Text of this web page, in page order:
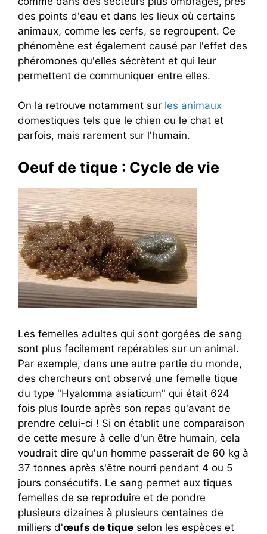
des points d'eau et dans les lieux où certains
animaux, comme les cerfs, se regroupent. Ce
phénomène est également causé par l'effet des
phéromones qu'elles sécrètent et qui leur
permettent de communiquer entre elles.
On la retrouve notamment sur les animaux
domestiques tels que le chien ou le chat et
parfois, mais rarement sur l'humain.
Oeuf de tique : Cycle de vie
Les femelles adultes qui sont gorgées de sang
sont plus facilement repérables sur un animal.
Par exemple, dans une autre partie du monde,
des chercheurs ont observé une femelle tique
du type "Hyalomma asiaticum" qui était 624
fois plus lourde après son repas qu'avant de
prendre celui-ci ! Si on établit une comparaison
de cette mesure à celle d'un être humain, cela
voudrait dire qu'un homme passerait de 60 kg à
37 tonnes après s'être nourri pendant 4 ou 5
jours consécutifs. Le sang permet aux tiques
femelles de se reproduire et de pondre
plusieurs dizaines à plusieurs centaines de
milliers d'œufs de tique selon les espèces et